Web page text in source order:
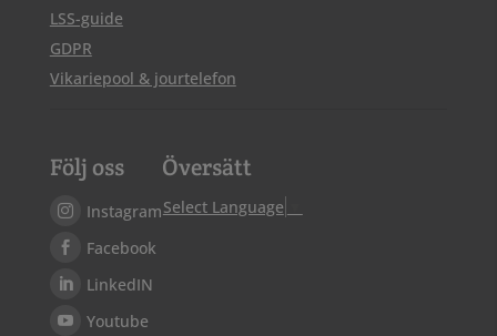
LSS-guide
GDPR
Vikariepool & jourtelefon
Följ oss
Instagram
Facebook
LinkedIN
Youtube
Översätt
Select Language